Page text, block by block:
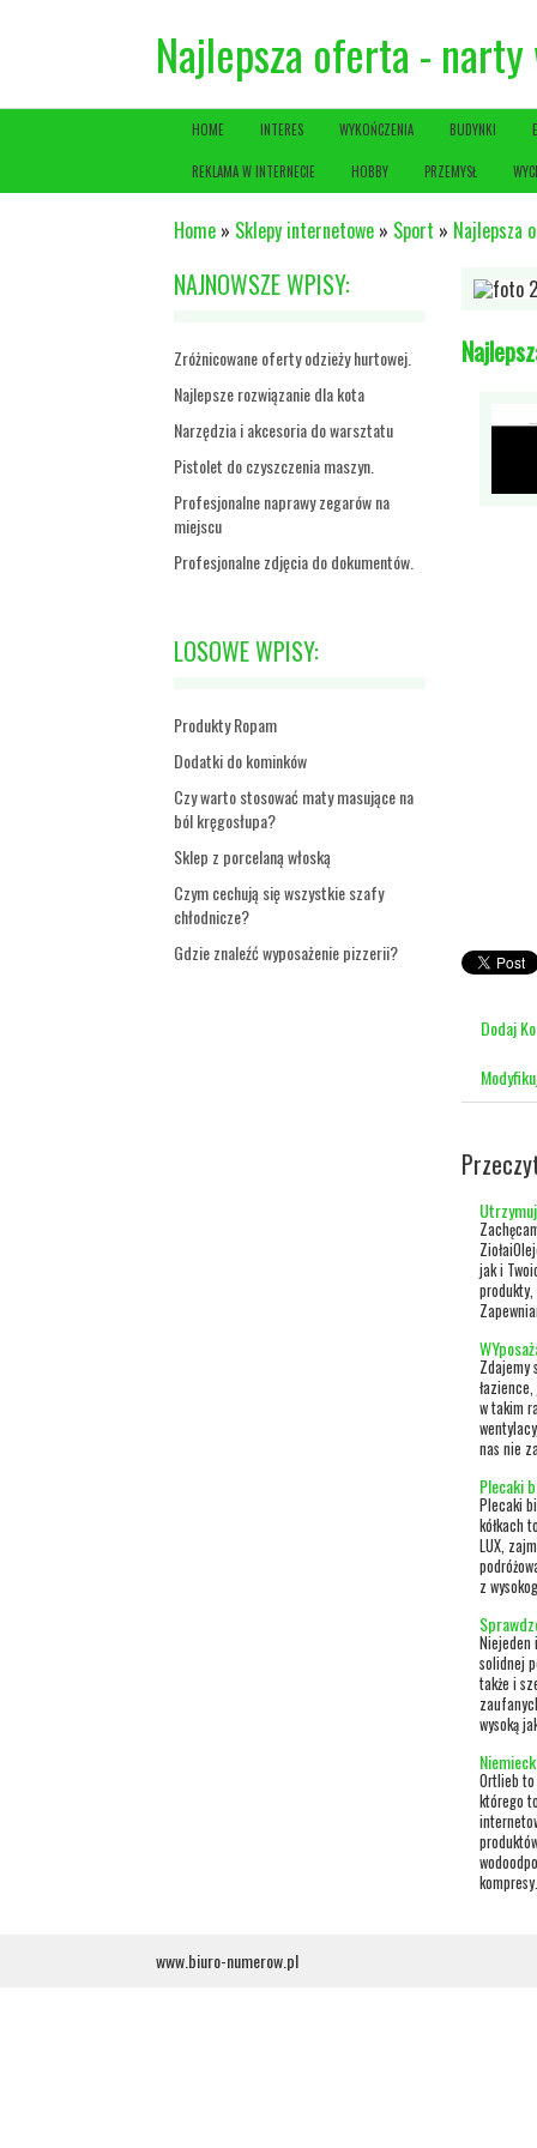
Najlepsza oferta - narty
HOME INTERES WYKOŃCZENIA BUDYNKI
REKLAMA W INTERNECIE HOBBY PRZEMYSŁ
Home » Sklepy internetowe » Sport » Najlepsza
NAJNOWSZE WPISY:
Zróżnicowane oferty odzieży hurtowej.
Najlepsze rozwiązanie dla kota
Narzędzia i akcesoria do warsztatu
Pistolet do czyszczenia maszyn.
Profesjonalne naprawy zegarów na
miejscu
Profesjonalne zdjęcia do dokumentów.
LOSOWE WPISY:
Produkty Ropam
Dodatki do kominków
Czy warto stosować maty masujące na
ból kręgosłupa?
Sklep z porcelaną włoską
Czym cechują się wszystkie szafy
chłodnicze?
Gdzie znaleźć wyposażenie pizzerii?
Dodaj
jak i
Zdajemy
w takim
nas nie
Plecaki
Plecaki
kółkach
LUX,
z
Niejeden
solidnej
także i
wysoką
Ortlieb
którego
www.biuro-numerow.pl